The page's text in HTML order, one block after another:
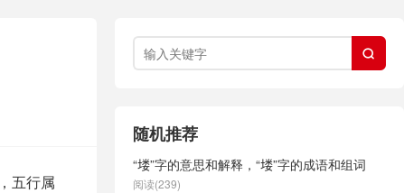
五行属

随机推荐
“𪣻”字的意思和解释，“𪣻”字的成语和组词
阅读(239)